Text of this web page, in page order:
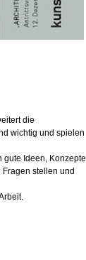
die
wichtig und spielen
gute Ideen, Konzepte
stellen und